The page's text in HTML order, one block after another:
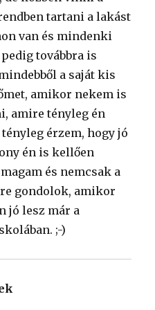
tartani a lakást
van és mindenki
továbbra is
a saját kis
amikor nekem is
amire tényleg én
érzem, hogy jó
én is kellően
és nemcsak a
gondolok, amikor
jó lesz már a
;-)